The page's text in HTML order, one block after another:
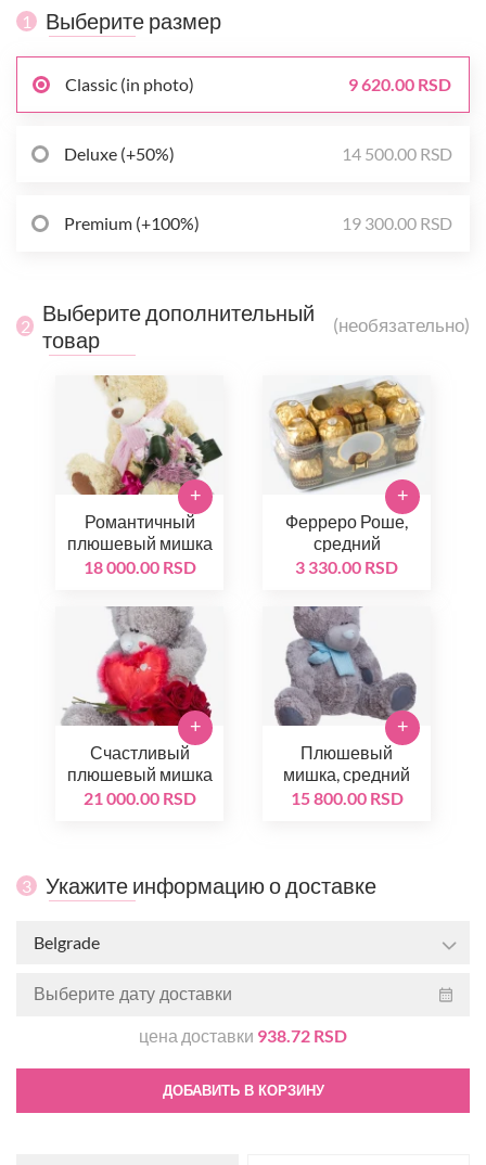
1 Выберите размер
Classic (in photo) 9 620.00 RSD
Deluxe (+50%) 14 500.00 RSD
Premium (+100%) 19 300.00 RSD
2
Выберите дополнительный
товар
(необязательно)
Романтичный
плюшевый мишка
18 000.00 RSD
+
Ферреро Роше,
средний
3 330.00 RSD
+
Счастливый
плюшевый мишка
21 000.00 RSD
+
Плюшевый
мишка, средний
15 800.00 RSD
+
3 Укажите информацию о доставке
Belgrade
цена доставки 938.72 RSD
ДОБАВИТЬ В КОРЗИНУ